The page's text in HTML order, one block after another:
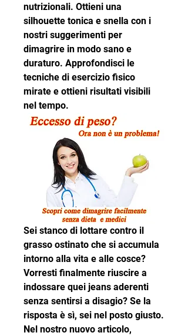
nutrizionali. Ottieni una
silhouette tonica e snella con i
nostri suggerimenti per
dimagrire in modo sano e
duraturo. Approfondisci le
tecniche di esercizio fisico
mirate e ottieni risultati visibili
nel tempo.
Sei stanco di lottare contro il
grasso ostinato che si accumula
intorno alla vita e alle cosce?
Vorresti finalmente riuscire a
indossare quei jeans aderenti
senza sentirsi a disagio? Se la
risposta è sì, sei nel posto giusto.
Nel nostro nuovo articolo,